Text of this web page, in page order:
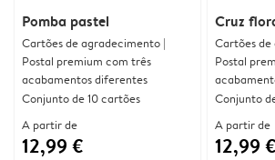
Pomba pastel
Cartões de agradecimento |
Postal premium com três
acabamentos diferentes
Conjunto de 10 cartões
A partir de
12,99 €
Cruz
Cartões
Postal
Conjunto
A partir de
12,99 €